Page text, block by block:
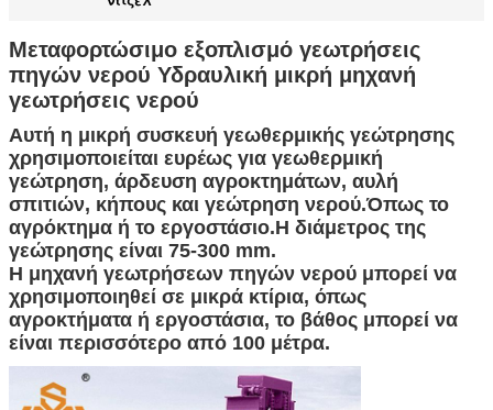
Μεταφορτώσιμο εξοπλισμό γεωτρήσεις
πηγών νερού Υδραυλική μικρή μηχανή
γεωτρήσεις νερού
Αυτή η μικρή συσκευή γεωθερμικής γεώτρησης
χρησιμοποιείται ευρέως για γεωθερμική
γεώτρηση, άρδευση αγροκτημάτων, αυλή
σπιτιών, κήπους και γεώτρηση νερού.Όπως το
αγρόκτημα ή το εργοστάσιο.Η διάμετρος της
γεώτρησης είναι 75-300 mm.
Η μηχανή γεωτρήσεων πηγών νερού μπορεί να
χρησιμοποιηθεί σε μικρά κτίρια, όπως
αγροκτήματα ή εργοστάσια, το βάθος μπορεί να
είναι περισσότερο από 100 μέτρα.